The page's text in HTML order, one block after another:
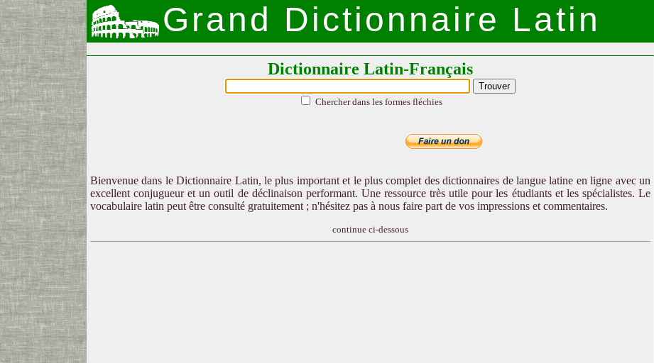
Grand Dictionnaire Latin
Dictionnaire Latin-Français
Chercher dans les formes fléchies
Bienvenue dans le Dictionnaire Latin, le plus important et le plus complet des dictionnaires de langue latine en ligne avec un
excellent conjugueur et un outil de déclinaison performant. Une ressource très utile pour les étudiants et les spécialistes. Le
vocabulaire latin peut être consulté gratuitement ; n'hésitez pas à nous faire part de vos impressions et commentaires.
continue ci-dessous